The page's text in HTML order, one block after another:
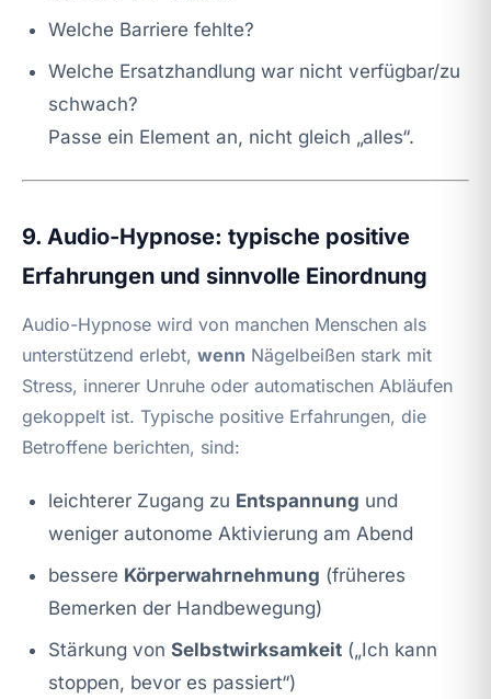
Welche Barriere fehlte?
Welche Ersatzhandlung war nicht verfügbar/zu
schwach?
Passe ein Element an, nicht gleich „alles“.
9. Audio-Hypnose: typische positive
Erfahrungen und sinnvolle Einordnung
Audio-Hypnose wird von manchen Menschen als
unterstützend erlebt, wenn Nägelbeißen stark mit
Stress, innerer Unruhe oder automatischen Abläufen
gekoppelt ist. Typische positive Erfahrungen, die
Betroffene berichten, sind:
leichterer Zugang zu Entspannung und
weniger autonome Aktivierung am Abend
bessere Körperwahrnehmung (früheres
Bemerken der Handbewegung)
Stärkung von Selbstwirksamkeit („Ich kann
stoppen, bevor es passiert“)